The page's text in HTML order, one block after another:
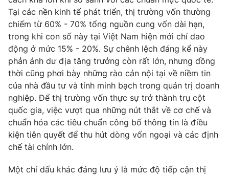
Tại các nền kinh tế phát triển, thị trường vốn thường
chiếm từ 60% - 70% tổng nguồn cung vốn dài hạn,
trong khi con số này tại Việt Nam hiện mới chỉ dao
động ở mức 15% - 20%. Sự chênh lệch đáng kể này
phản ánh dư địa tăng trưởng còn rất lớn, nhưng đồng
thời cũng phơi bày những rào cản nội tại về niềm tin
của nhà đầu tư và tính minh bạch trong quản trị doanh
nghiệp. Để thị trường vốn thực sự trở thành trụ cột
quốc gia, việc vượt qua những nút thắt về cơ chế và
chuẩn hóa các tiêu chuẩn công bố thông tin là điều
kiện tiên quyết để thu hút dòng vốn ngoại và các định
chế tài chính lớn.
Một chỉ dấu khác đáng lưu ý là mức độ tiếp cận thị